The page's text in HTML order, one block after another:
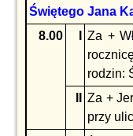
Świętego Jana
8.00
Za +
rodzin:
Za +
przy